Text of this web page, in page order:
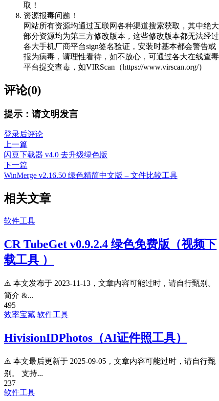
取！
资源报毒问题！
网站所有资源均通过互联网各种渠道搜索获取，其中绝大
部分资源均为第三方修改版本，这些修改版本都无法经过
各大手机厂商平台sign签名验证，安装时基本都会警告或
报为病毒，请理性看待，如不放心，可通过各大在线查毒
平台提交查毒，如VIRScan（https://www.virscan.org/）
评论(0)
提示：请文明发言
登录后评论
上一篇
闪豆下载器 v4.0 去升级绿色版
下一篇
WinMerge v2.16.50 绿色精简中文版 – 文件比较工具
相关文章
软件工具
CR TubeGet v0.9.2.4 绿色免费版（视频下
载工具 ）
⚠️ 本文发布于 2023-11-13，文章内容可能过时，请自行甄别。
简介 &...
495
效率宝藏 软件工具
HivisionIDPhotos（AI证件照工具）
⚠️ 本文最后更新于 2025-09-05，文章内容可能过时，请自行甄
别。 支持...
237
软件工具